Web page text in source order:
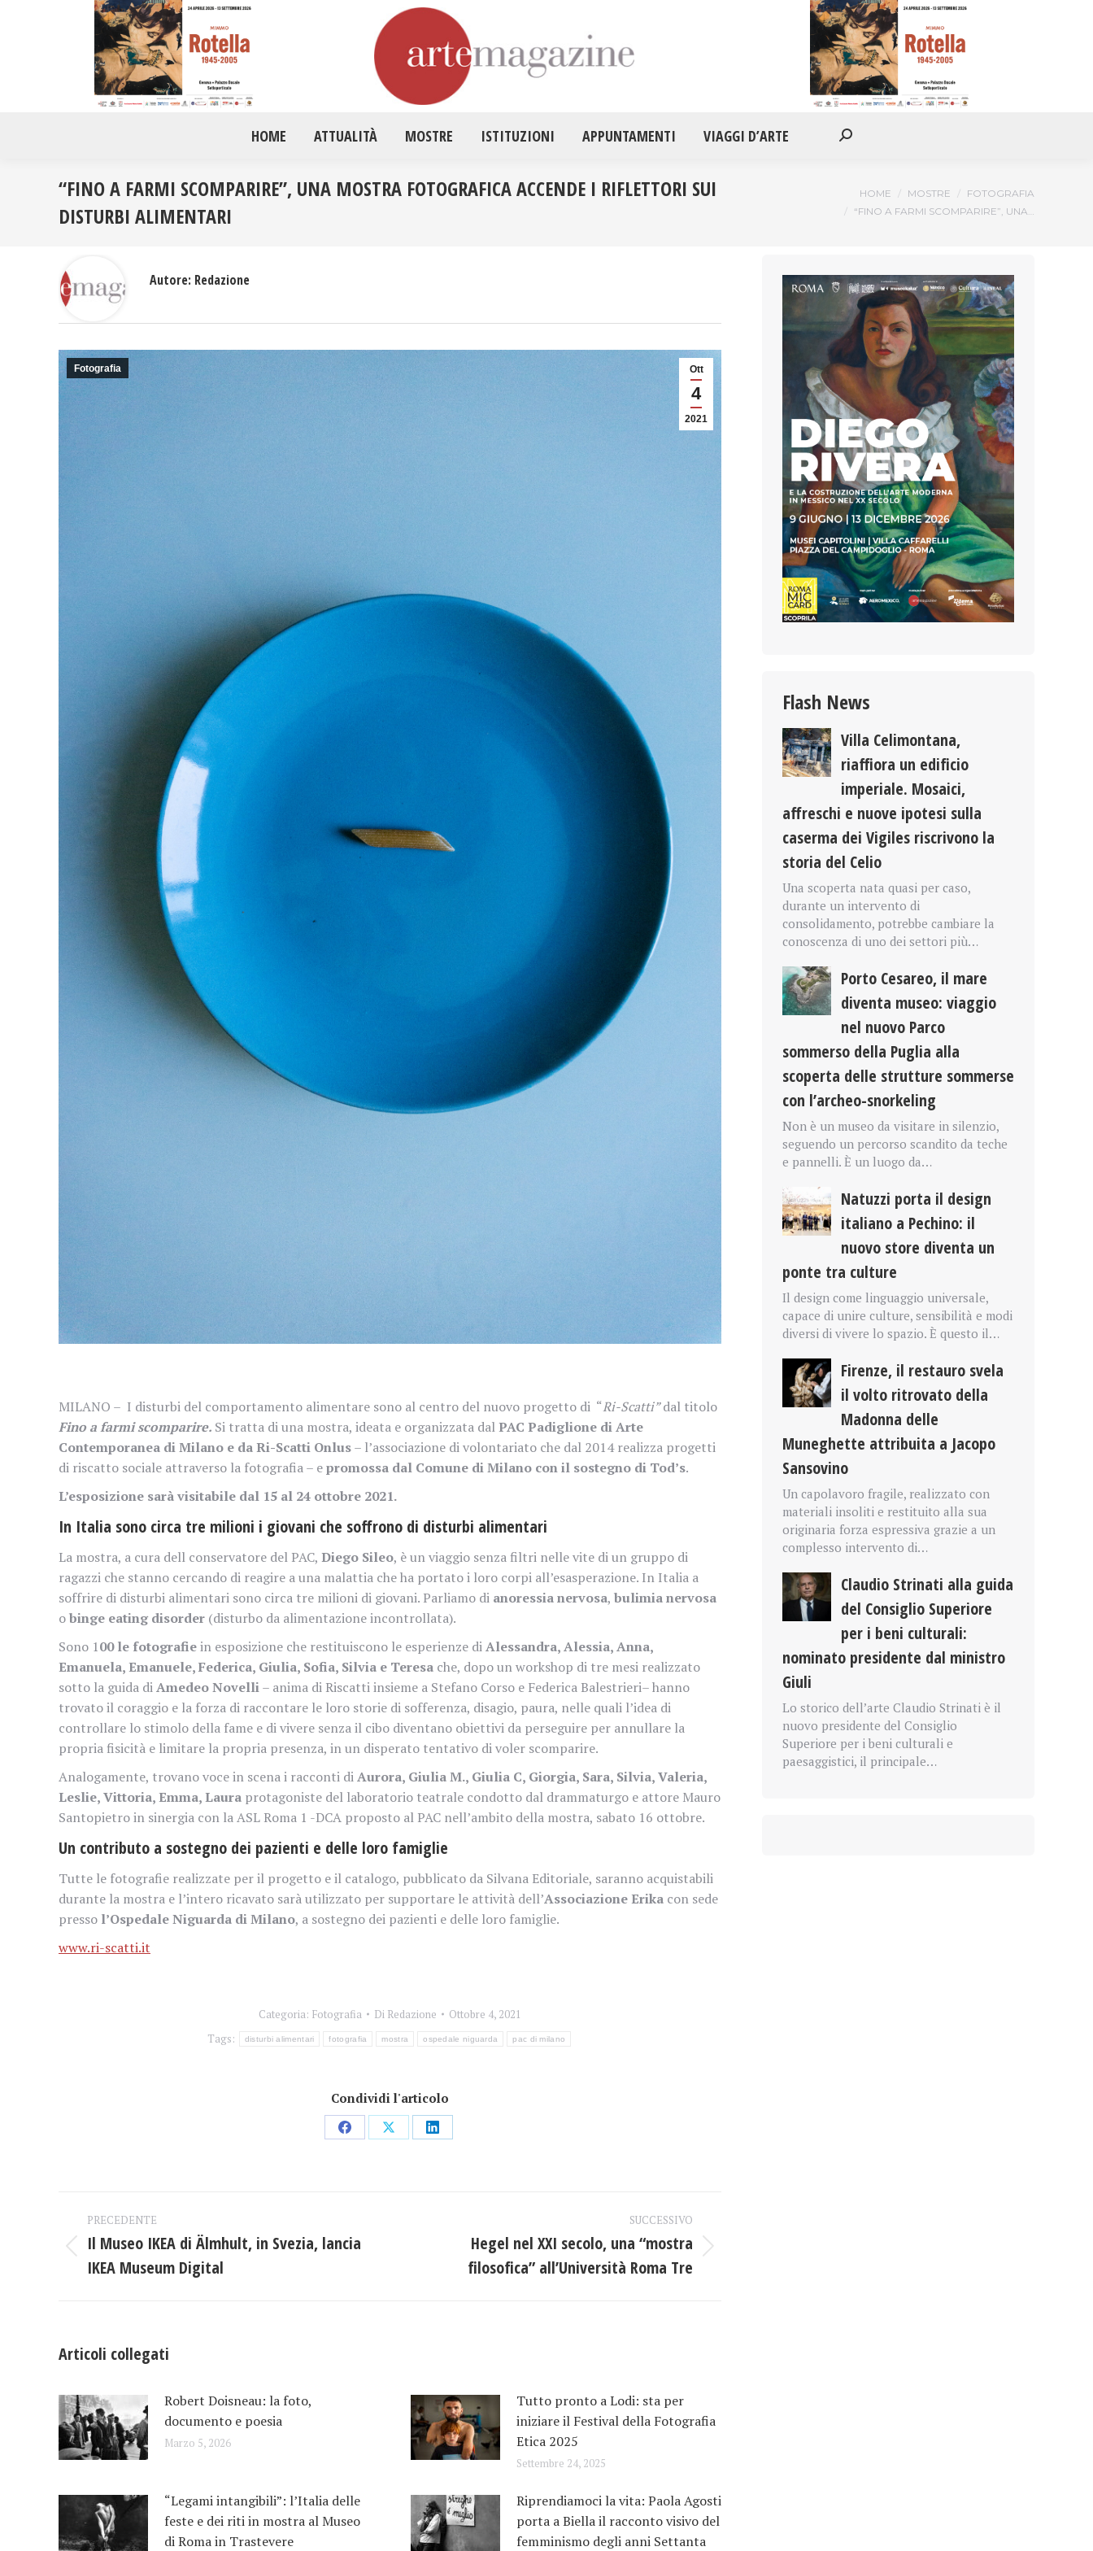
HOME ATTUALITÀ MOSTRE ISTITUZIONI APPUNTAMENTI VIAGGI D’ARTE Cerca:
“FINO A FARMI SCOMPARIRE”, UNA MOSTRA FOTOGRAFICA ACCENDE I RIFLETTORI SUI
DISTURBI ALIMENTARI
HOME MOSTRE
FOTOGRAFIA
“FINO A FARMI SCOMPARIRE”, UNA…
Ott
4
2021
Fotografia
MILANO – I disturbi del comportamento alimentare sono al centro del nuovo progetto di “Ri-Scatti”dal titolo
Fino a farmi scomparire. Si tratta di una mostra, ideata e organizzata dalPAC Padiglione di Arte
Contemporanea di Milano e da Ri-Scatti Onlus– l’associazione di volontariato che dal 2014 realizza progetti
di riscatto sociale attraverso la fotografia – epromossa dal Comune di Milano con il sostegno di Tod’s.
L’esposizione sarà visitabile dal 15 al 24 ottobre 2021.
In Italia sono circa tre milioni i giovani che soffrono di disturbi alimentari
La mostra, a cura dell conservatore del PAC, Diego Sileo, è un viaggio senza filtri nelle vite di un gruppo di
ragazzi che stanno cercando di reagire a una malattia che ha portato i loro corpi all’esasperazione. In Italia a
soffrire di disturbi alimentari sono circa tre milioni di giovani. Parliamo di anoressia nervosa, bulimia nervosa
obinge eating disorder (disturbo da alimentazione incontrollata).
Sono 100 le fotografiein esposizione che restituiscono le esperienze diAlessandra, Alessia, Anna,
Emanuela, Emanuele, Federica, Giulia, Sofia, Silvia e Teresa che, dopo un workshop di tre mesi realizzato
sotto la guida diAmedeo Novelli– anima di Riscatti insieme a Stefano Corso e Federica Balestrieri– hanno
trovato il coraggio e la forza di raccontare le loro storie di sofferenza, disagio, paura, nelle quali l’idea di
controllare lo stimolo della fame e di vivere senza il cibo diventano obiettivi da perseguire per annullare la
propria fisicità e limitare la propria presenza, in un disperato tentativo di voler scomparire.
Analogamente, trovano voce in scena i racconti diAurora, Giulia M., Giulia C, Giorgia, Sara, Silvia, Valeria,
Leslie, Vittoria, Emma, Laura protagoniste del laboratorio teatrale condotto dal drammaturgo e attore Mauro
Santopietro in sinergia con la ASL Roma 1 -DCA proposto al PAC nell’ambito della mostra, sabato 16 ottobre.
Un contributo a sostegno dei pazienti e delle loro famiglie
Tutte le fotografie realizzate per il progetto e il catalogo, pubblicato da Silvana Editoriale, saranno acquistabili
durante la mostra e l’intero ricavato sarà utilizzato per supportare le attività dell’Associazione Erika con sede
presso l’Ospedale Niguarda di Milano, a sostegno dei pazienti e delle loro famiglie.
www.ri-scatti.it
Categoria: Fotografia Di Redazione
Ottobre 4, 2021
Tags:
disturbi alimentari fotografia mostra ospedale niguarda pac di milano
Condividi l'articolo
CondividiCondividiCondividi
Autore: Redazione
Naviga
tra
PRECEDENTE
Post
precedente:
Il Museo IKEA di Älmhult, in Svezia, lancia
IKEA Museum Digital
SUCCESSIVO
Hegel nel XXI secolo, una “mostra
filosofica” all’Università Roma Tre
Articoli collegati
Robert Doisneau: la foto,
documento e poesia
Marzo 5, 2026
Tutto pronto a Lodi: sta per
iniziare il Festival della Fotografia
Etica 2025
Settembre 24, 2025
“Legami intangibili”: l’Italia delle
feste e dei riti in mostra al Museo
di Roma in Trastevere
Riprendiamoci la vita: Paola Agosti
porta a Biella il racconto visivo del
femminismo degli anni Settanta
Flash News
Villa Celimontana,
riaffiora un edificio
imperiale. Mosaici,
affreschi e nuove ipotesi sulla
caserma dei Vigiles riscrivono la
storia del Celio
Una scoperta nata quasi per caso,
durante un intervento di
consolidamento, potrebbe cambiare la
conoscenza di uno dei settori più…
Porto Cesareo, il mare
diventa museo: viaggio
nel nuovo Parco
sommerso della Puglia alla
scoperta delle strutture sommerse
con l’archeo-snorkeling
Non è un museo da visitare in silenzio,
seguendo un percorso scandito da teche
e pannelli. È un luogo da…
Natuzzi porta il design
italiano a Pechino: il
nuovo store diventa un
ponte tra culture
Il design come linguaggio universale,
capace di unire culture, sensibilità e modi
diversi di vivere lo spazio. È questo il…
Firenze, il restauro svela
il volto ritrovato della
Madonna delle
Muneghette attribuita a Jacopo
Sansovino
Un capolavoro fragile, realizzato con
materiali insoliti e restituito alla sua
originaria forza espressiva grazie a un
complesso intervento di…
Claudio Strinati alla guida
del Consiglio Superiore
per i beni culturali:
nominato presidente dal ministro
Giuli
Lo storico dell’arte Claudio Strinati è il
nuovo presidente del Consiglio
Superiore per i beni culturali e
paesaggistici, il principale…
HOME APPUNTAMENTI VIAGGI D’ARTE